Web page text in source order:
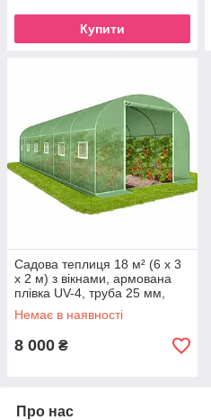
Купити
Садова теплиця 18 м² (6 х 3
х 2 м) з вікнами, армована
плівка UV-4, труба 25 мм,
Зелена (Польща)
Немає в наявності
8 000 ₴
Про нас